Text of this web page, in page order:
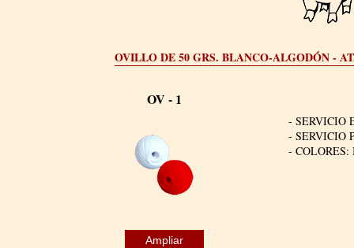
OVILLO DE 50 GRS. BLANCO-ALGODÓN -
OV - 1
Ampliar
- SERVICIO
- SERVICIO
- COLORES: